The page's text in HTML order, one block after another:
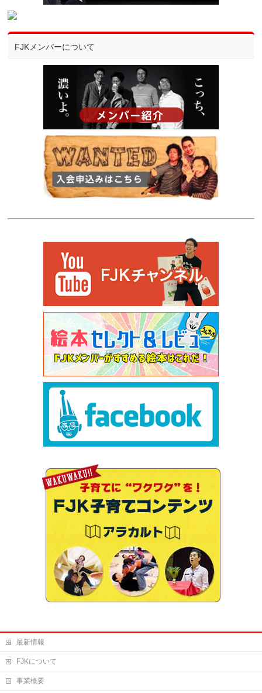
FJKメンバーについて
最新情報
FJKについて
事業概要